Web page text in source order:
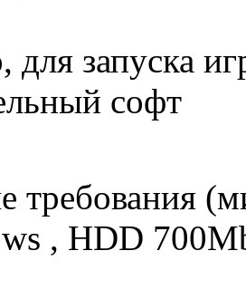
запуска
софт
требования
, HDD